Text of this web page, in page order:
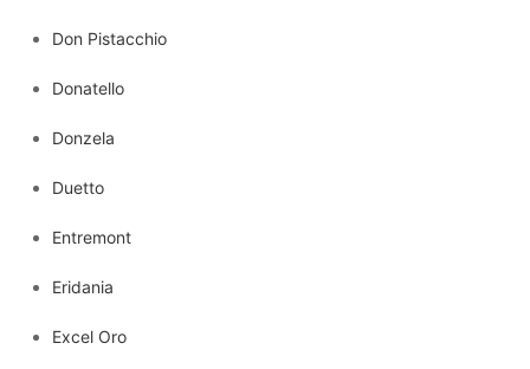
Don Pistacchio
Donatello
Donzela
Duetto
Entremont
Eridania
Excel Oro